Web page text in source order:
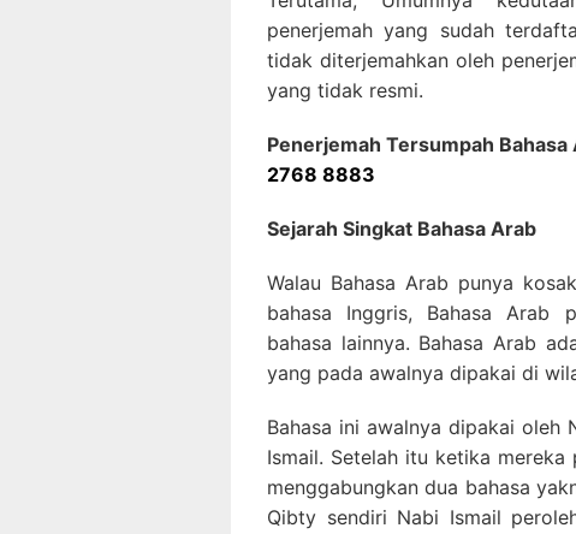
penerjemah yang sudah
tidak diterjemahkan oleh
yang tidak resmi.
Penerjemah Tersumpah
2768 8883
Sejarah Singkat Bahasa Arab
Walau Bahasa Arab punya
bahasa Inggris, Bahasa Arab
bahasa lainnya. Bahasa Arab
yang pada awalnya dipakai di
Bahasa ini awalnya dipakai oleh
Ismail. Setelah itu ketika
menggabungkan dua bahasa
Qibty sendiri Nabi Ismail